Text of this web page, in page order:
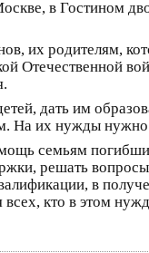
в Гостином
их родителям,
Отечественной
дать им
На их нужды нужно
семьям
решать
в
кто в этом